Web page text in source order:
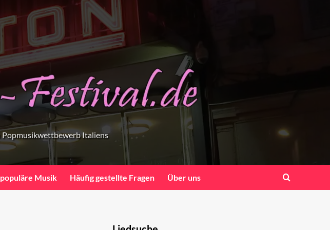
Popmusikwettbewerb Italiens
Musik Häufig gestellte Fragen Über uns